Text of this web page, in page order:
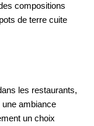
compositions
de terre cuite
les restaurants,
ambiance
un choix